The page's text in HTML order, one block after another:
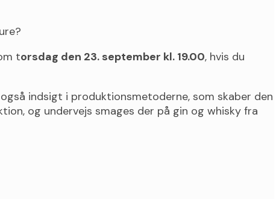
torsdag den 23. september kl. 19.00, hvis du
indsigt i produktionsmetoderne, som skaber den
og undervejs smages der på gin og whisky fra